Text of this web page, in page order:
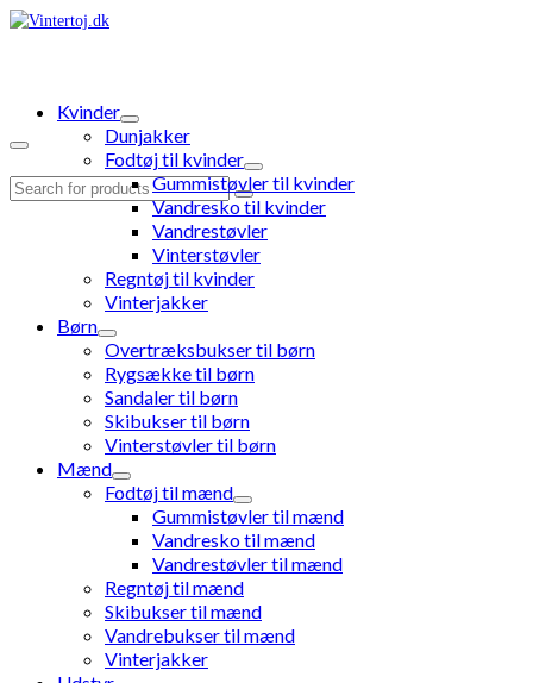
Search
Kvinder
Dunjakker
Fodtøj til kvinder
Gummistøvler til kvinder
Vandresko til kvinder
Vandrestøvler
Vinterstøvler
Regntøj til kvinder
Vinterjakker
Børn
Overtræksbukser til børn
Rygsække til børn
Sandaler til børn
Skibukser til børn
Vinterstøvler til børn
Mænd
Fodtøj til mænd
Gummistøvler til mænd
Vandresko til mænd
Vandrestøvler til mænd
Regntøj til mænd
Skibukser til mænd
Vandrebukser til mænd
Vinterjakker